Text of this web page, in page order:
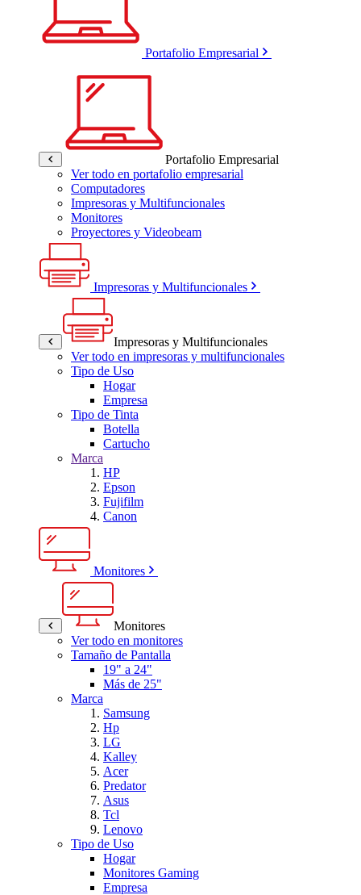
Portafolio Empresarial
Portafolio Empresarial
Ver todo en portafolio empresarial
Computadores
Impresoras y Multifuncionales
Monitores
Proyectores y Videobeam
Impresoras y Multifuncionales
Impresoras y Multifuncionales
Ver todo en impresoras y multifuncionales
Tipo de Uso
Hogar
Empresa
Tipo de Tinta
Botella
Cartucho
Marca
HP
Epson
Fujifilm
Canon
Monitores
Monitores
Ver todo en monitores
Tamaño de Pantalla
19" a 24"
Más de 25"
Marca
Samsung
Hp
LG
Kalley
Acer
Predator
Asus
Tcl
Lenovo
Tipo de Uso
Hogar
Monitores Gaming
Empresa